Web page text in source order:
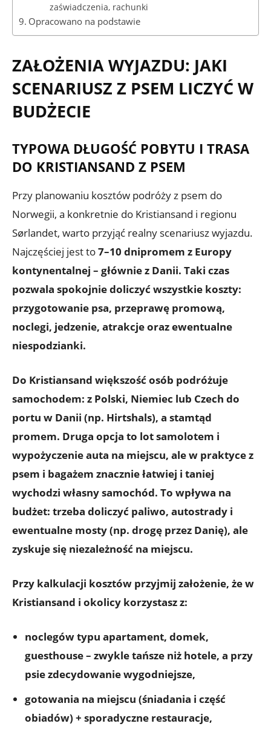
zaświadczenia, rachunki
Opracowano na podstawie
ZAŁOŻENIA WYJAZDU: JAKI
SCENARIUSZ Z PSEM LICZYĆ W
BUDŻECIE
TYPOWA DŁUGOŚĆ POBYTU I TRASA
DO KRISTIANSAND Z PSEM
Przy planowaniu kosztów podróży z psem do
Norwegii, a konkretnie do Kristiansand i regionu
Sørlandet, warto przyjąć realny scenariusz wyjazdu.
Najczęściej jest to7–10 dnipromem z Europy
kontynentalnej – głównie z Danii. Taki czas
pozwala spokojnie doliczyć wszystkie koszty:
przygotowanie psa, przeprawę promową,
noclegi, jedzenie, atrakcje oraz ewentualne
niespodzianki.
Do Kristiansand większość osób podróżuje
samochodem: z Polski, Niemiec lub Czech do
portu w Danii (np. Hirtshals), a stamtąd
promem. Druga opcja to lot samolotem i
wypożyczenie auta na miejscu, ale w praktycez
psem i bagażem znacznie łatwiej i taniej
wychodzi własny samochód. To wpływa na
budżet: trzeba doliczyć paliwo, autostrady i
ewentualne mosty (np. drogę przez Danię), ale
zyskuje się niezależność na miejscu.
Przy kalkulacji kosztów przyjmij założenie, że w
Kristiansand i okolicy korzystasz z:
noclegów typu apartament, domek,
guesthouse– zwykle tańsze niż hotele, a przy
psie zdecydowanie wygodniejsze,
gotowania na miejscu (śniadania i część
obiadów) + sporadyczne restauracje,